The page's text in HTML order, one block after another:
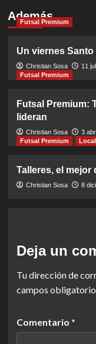
Además
Futsal Premium
Un viernes
Christian Sosa 11
Futsal Premium
Futsal Premium:
lideran
Christian Sosa 3
Futsal Premium
Local
Talleres, el mejor
Christian Sosa 8
Deja un
Tu dirección de
campos
Comentario *